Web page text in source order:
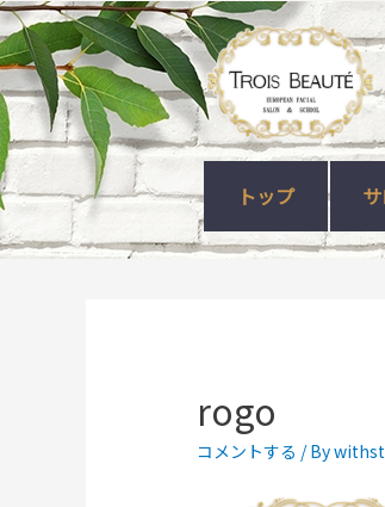
トップ
rogo
コメントする / By